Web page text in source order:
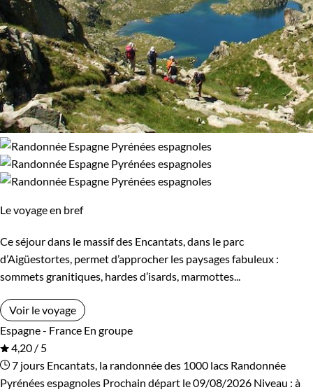
Le voyage en bref
Ce séjour dans le massif des Encantats, dans le parc
d’Aigüestortes, permet d’approcher les paysages fabuleux :
sommets granitiques, hardes d’isards, marmottes...
Voir le voyage
Espagne - France En groupe
4,20 / 5
7 jours Encantats, la randonnée des 1000 lacs Randonnée
Pyrénées espagnoles Prochain départ le 09/08/2026 Niveau : à